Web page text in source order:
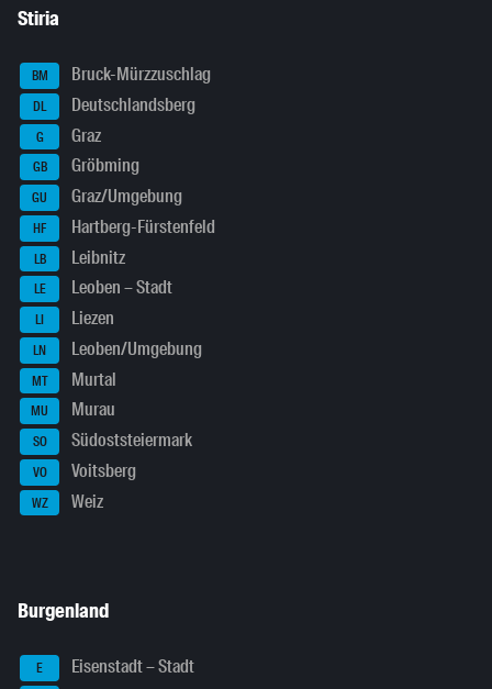
Stiria
BM Bruck-Mürzzuschlag
DL Deutschlandsberg
G Graz
GB Gröbming
GU Graz/Umgebung
HF Hartberg-Fürstenfeld
LB Leibnitz
LE Leoben – Stadt
LI Liezen
LN Leoben/Umgebung
MT Murtal
MU Murau
SO Südoststeiermark
VO Voitsberg
WZ Weiz
Burgenland
E
Eisenstadt – Stadt